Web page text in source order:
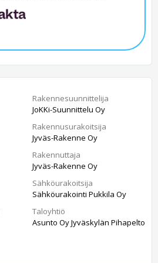
Rakennesuunnittelija
JoKKi-Suunnittelu Oy
Rakennusurakoitsija
Jyväs-Rakenne Oy
Rakennuttaja
Jyväs-Rakenne Oy
Sähköurakoitsija
Sähköurakointi Pukkila Oy
Taloyhtiö
Asunto Oy Jyväskylän Pihapelto